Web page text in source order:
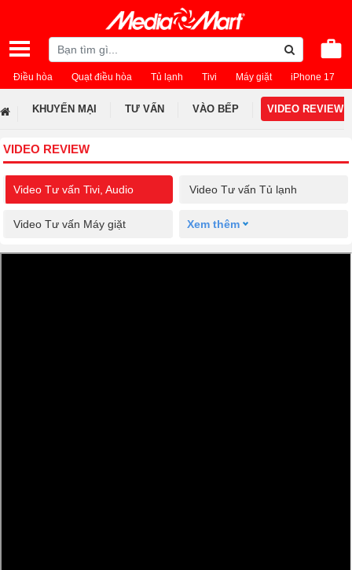
Điều hòa Quạt điều hòa Tủ lạnh Tivi Máy giặt iPhone 17
KHUYẾN MẠI TƯ VẤN VÀO BẾP VIDEO REVIEW
VIDEO REVIEW
Video Tư vấn Tivi, Audio Video Tư vấn Tủ lạnh
Video Tư vấn Máy giặt Xem thêm